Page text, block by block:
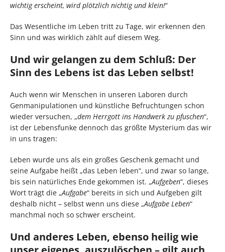
wichtig erscheint, wird plötzlich nichtig und klein!“
Das Wesentliche im Leben tritt zu Tage, wir erkennen den
Sinn und was wirklich zählt auf diesem Weg.
Und wir gelangen zu dem Schluß: Der
Sinn des Lebens ist das Leben selbst!
Auch wenn wir Menschen in unseren Laboren durch
Genmanipulationen und künstliche Befruchtungen schon
wieder versuchen, „dem Herrgott ins Handwerk zu pfuschen“,
ist der Lebensfunke dennoch das größte Mysterium das wir
in uns tragen:
Leben wurde uns als ein großes Geschenk gemacht und
seine Aufgabe heißt „das Leben leben“, und zwar so lange,
bis sein natürliches Ende gekommen ist. „Aufgeben“, dieses
Wort trägt die „Aufgabe“ bereits in sich und Aufgeben gilt
deshalb nicht – selbst wenn uns diese „Aufgabe Leben“
manchmal noch so schwer erscheint.
Und anderes Leben, ebenso heilig wie